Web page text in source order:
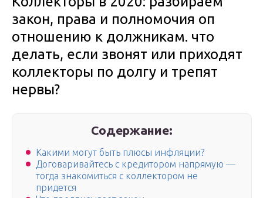
закон, права и полномочия оп
отношению к должникам. что
делать, если звонят или приходят
коллекторы по долгу и трепят
нервы?
Содержание:
Какими могут быть плюсы инфляции?
Договаривайтесь с кредитором напрямую —
тогда знакомиться с коллектором не
придется